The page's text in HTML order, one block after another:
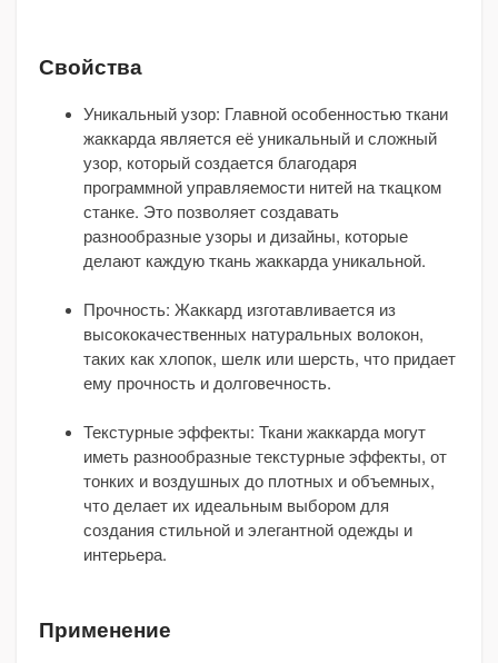
Свойства
Уникальный узор: Главной особенностью ткани
жаккарда является её уникальный и сложный
узор, который создается благодаря
программной управляемости нитей на ткацком
станке. Это позволяет создавать
разнообразные узоры и дизайны, которые
делают каждую ткань жаккарда уникальной.
Прочность: Жаккард изготавливается из
высококачественных натуральных волокон,
таких как хлопок, шелк или шерсть, что придает
ему прочность и долговечность.
Текстурные эффекты: Ткани жаккарда могут
иметь разнообразные текстурные эффекты, от
тонких и воздушных до плотных и объемных,
что делает их идеальным выбором для
создания стильной и элегантной одежды и
интерьера.
Применение